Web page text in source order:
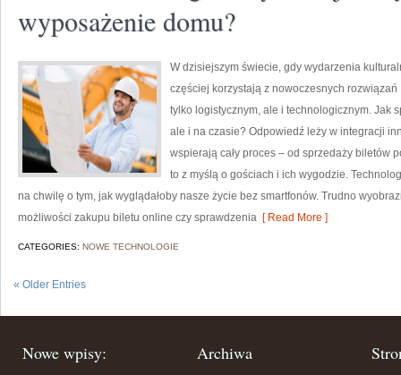
wyposażenie domu?
W dzisiejszym świecie, gdy wydarzenia
częściej korzystają z nowoczesnych
tylko logistycznym, ale i technologicznym. Jak
ale i na czasie? Odpowiedź leży w integracji
wspierają cały proces – od sprzedaży biletów
to z myślą o gościach i ich wygodzie.
na chwilę o tym, jak wyglądałoby nasze życie bez smartfonów. Trudno
możliwości zakupu biletu online czy sprawdzenia [ Read More ]
CATEGORIES: NOWE TECHNOLOGIE
« Older Entries
Nowe wpisy: Archiwa